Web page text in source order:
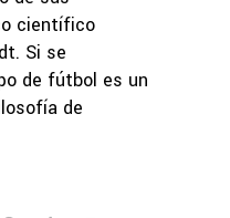
científico
Si se
de fútbol es un
de